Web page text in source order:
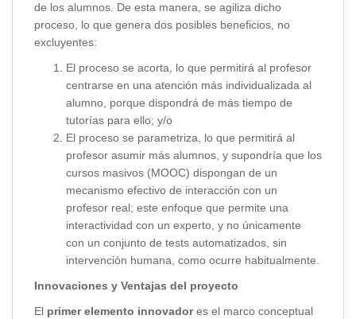
de los alumnos. De esta manera, se agiliza dicho
proceso, lo que genera dos posibles beneficios, no
excluyentes:
El proceso se acorta, lo que permitirá al profesor
centrarse en una atención más individualizada al
alumno, porque dispondrá de más tiempo de
tutorías para ello; y/o
El proceso se parametriza, lo que permitirá al
profesor asumir más alumnos, y supondría que los
cursos masivos (MOOC) dispongan de un
mecanismo efectivo de interacción con un
profesor real; este enfoque que permite una
interactividad con un experto, y no únicamente
con un conjunto de tests automatizados, sin
intervención humana, como ocurre habitualmente.
Innovaciones y Ventajas del proyecto
El primer elemento innovadores el marco conceptual